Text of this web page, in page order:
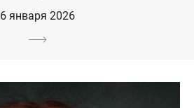
6 января 2026